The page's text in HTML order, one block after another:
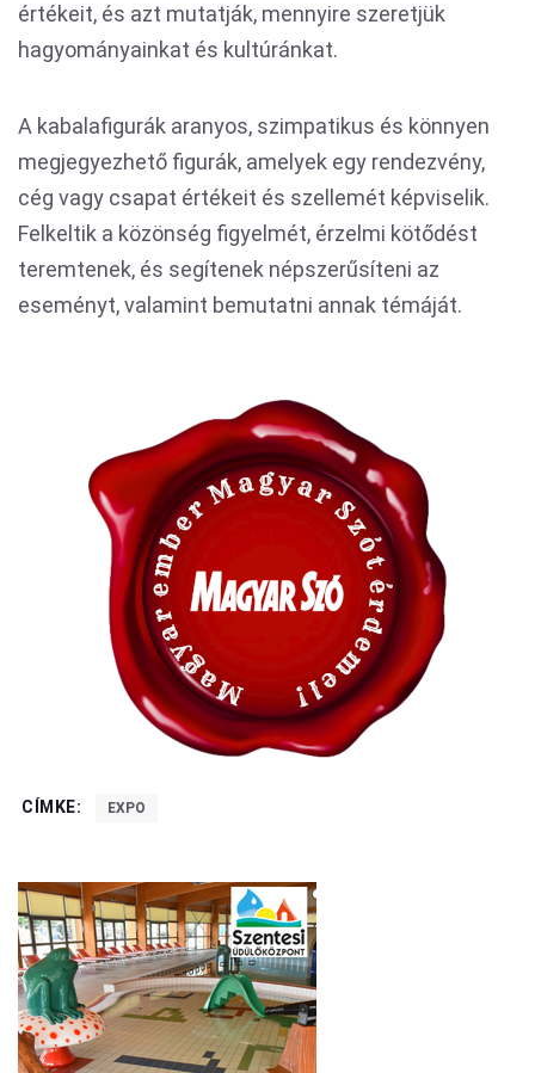
értékeit, és azt mutatják, mennyire szeretjük
hagyományainkat és kultúránkat.
A kabalafigurák aranyos, szimpatikus és könnyen
megjegyezhető figurák, amelyek egy rendezvény,
cég vagy csapat értékeit és szellemét képviselik.
Felkeltik a közönség figyelmét, érzelmi kötődést
teremtenek, és segítenek népszerűsíteni az
eseményt, valamint bemutatni annak témáját.
CÍMKE: EXPO